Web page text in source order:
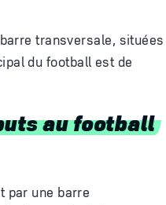
transversale, situées
du football est de
au football
par une barre